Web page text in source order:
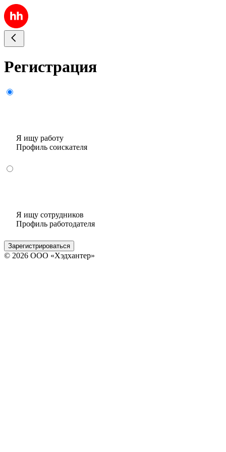
Регистрация
Я ищу работу
Профиль соискателя
Я ищу сотрудников
Профиль работодателя
Зарегистрироваться
© 2026 ООО «Хэдхантер»